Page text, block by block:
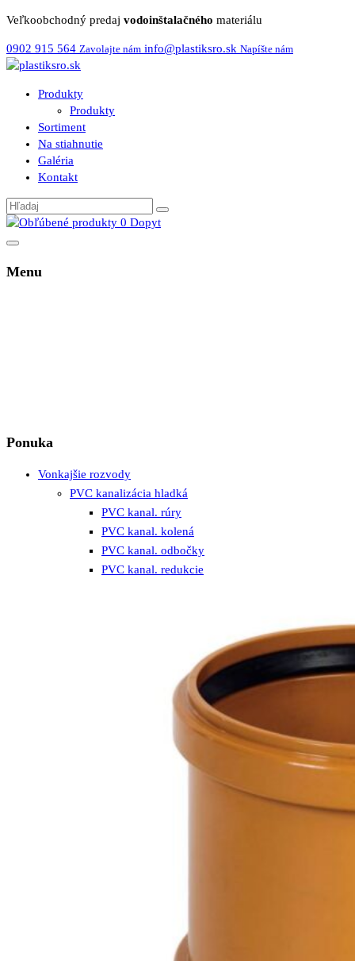
Veľkoobchodný predaj vodoinštalačného materiálu
0902 915 564 Zavolajte nám info@plastiksro.sk Napíšte nám
Produkty
Produkty
Sortiment
Na stiahnutie
Galéria
Kontakt
0 Dopyt
Menu
Ponuka
Vonkajšie rozvody
PVC kanalizácia hladká
PVC kanal. rúry
PVC kanal. kolená
PVC kanal. odbočky
PVC kanal. redukcie